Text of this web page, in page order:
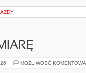
MOŻLIWOŚĆ